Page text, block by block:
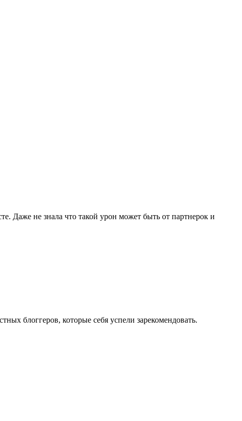
Даже не знала что такой урон может быть от партнерок и
блоггеров, которые себя успели зарекомендовать.